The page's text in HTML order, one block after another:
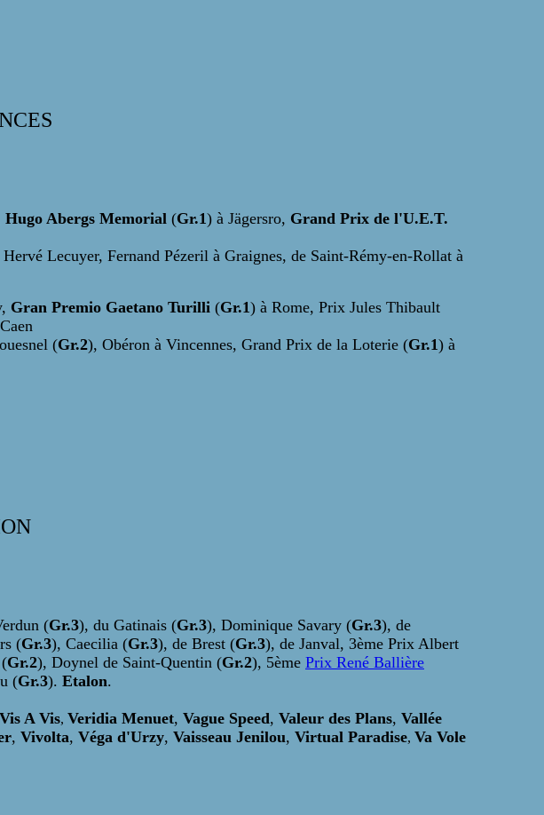
Hugo Abergs Memorial (Gr.1) à Jägersro, Grand Prix de l'U.E.T.
Lecuyer, Fernand Pézeril à Graignes, de Saint-Rémy-en-Rollat à
Gran Premio Gaetano Turilli (Gr.1) à Rome, Prix Jules Thibault
(Gr.2), Obéron à Vincennes, Grand Prix de la Loterie (Gr.1) à
(Gr.3), du Gatinais (Gr.3), Dominique Savary (Gr.3), de
(Gr.3), Caecilia (Gr.3), de Brest (Gr.3), de Janval, 3ème Prix Albert
Gr.2), Doynel de Saint-Quentin (Gr.2), 5ème Prix René Ballière
(Gr.3). Etalon.
Vis A Vis, Veridia Menuet, Vague Speed, Valeur des Plans, Vallée
, Vivolta, Véga d'Urzy, Vaisseau Jenilou, Virtual Paradise, Va Vole